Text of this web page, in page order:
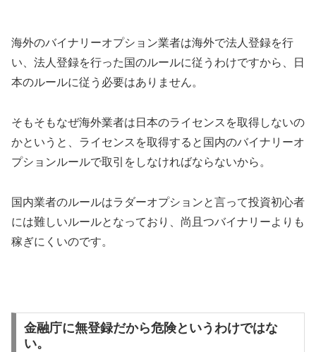
海外のバイナリーオプション業者は海外で法人登録を行
い、法人登録を行った国のルールに従うわけですから、日
本のルールに従う必要はありません。
そもそもなぜ海外業者は日本のライセンスを取得しないの
かというと、ライセンスを取得すると国内のバイナリーオ
プションルールで取引をしなければならないから。
国内業者のルールはラダーオプションと言って投資初心者
には難しいルールとなっており、尚且つバイナリーよりも
稼ぎにくいのです。
金融庁に無登録だから危険というわけではな
い。